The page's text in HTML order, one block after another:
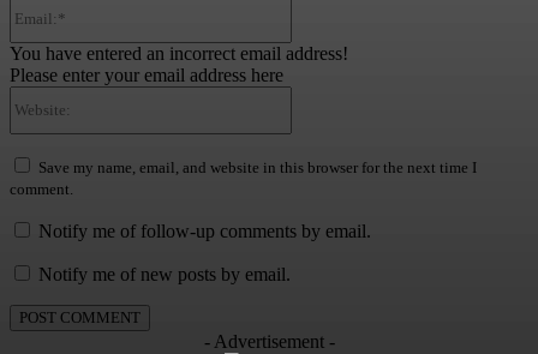
You have entered an incorrect email address!
Please enter your email address here
Save my name, email, and website in this browser for the next time I
comment.
Notify me of follow-up comments by email.
Notify me of new posts by email.
- Advertisement -